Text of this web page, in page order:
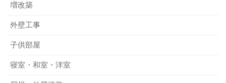
増改築
外壁工事
子供部屋
寝室・和室・洋室